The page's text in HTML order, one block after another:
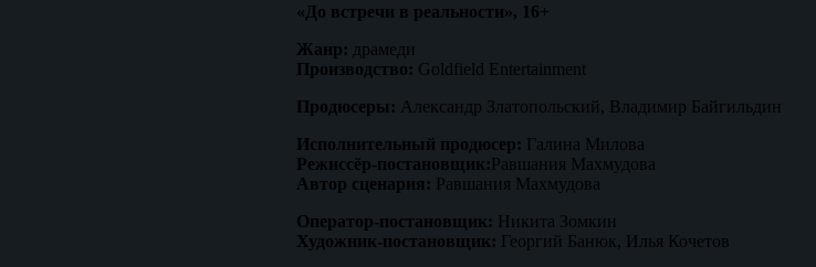
«До встречи в реальности», 16+
Жанр: драмеди
Производство: Goldfield Entertainment
Продюсеры: Александр Златопольский, Владимир Байгильдин
Исполнительный продюсер: Галина Милова
Режиссёр-постановщик:Равшания Махмудова
Автор сценария: Равшания Махмудова
Оператор-постановщик: Никита Зомкин
Художник-постановщик: Георгий Банюк, Илья Кочетов